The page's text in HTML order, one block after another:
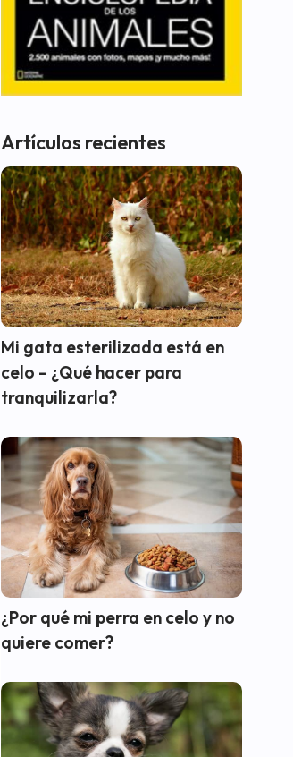
Artículos recientes
Mi gata esterilizada está en
celo – ¿Qué hacer para
tranquilizarla?
¿Por qué mi perra en celo y no
quiere comer?